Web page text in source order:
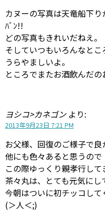
カヌーの写真は天竜船下
ﾊﾞﾝ!!
どの写真もきれいだねえ。
そしていつもいろんなとこ
うらやましいよ。
ところでまたお酒飲んだの
ヨシコ>カネゴン より:
2013年9月23日 7:21 PM
お父様、回復のご様子で良
他にも色々あると思うので
この際ゆっくり親孝行して
茶々丸は、とても元気にし
今朝はついに初チッコして
(＞人＜;)